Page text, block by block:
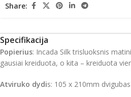
Share:
Specifikacija
Popierius: Incada Silk trisluoksnis
gausiai kreiduota, o kita – kreiduota
Atviruko dydis: 105 x 210mm dvigubas.